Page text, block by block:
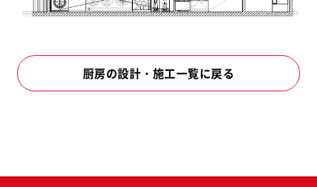
厨房の設計・施工一覧に戻る